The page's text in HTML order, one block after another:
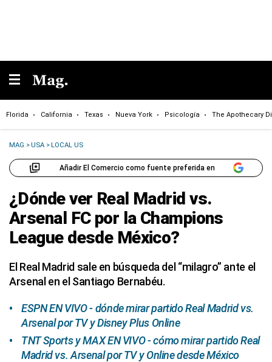
Florida California Texas Nueva York Psicología The Apothecary
MAG >USA >LOCAL US
Añadir El Comercio como fuente preferida en
¿Dónde ver Real Madrid vs.
Arsenal FC por la Champions
League desde México?
El Real Madrid sale en búsqueda del “milagro” ante el
Arsenal en el Santiago Bernabéu.
ESPN EN VIVO - dónde mirar partido Real Madrid vs.
Arsenal por TV y Disney Plus Online
TNT Sports y MAX EN VIVO - cómo mirar partido Real
Madrid vs. Arsenal por TV y Online desde México